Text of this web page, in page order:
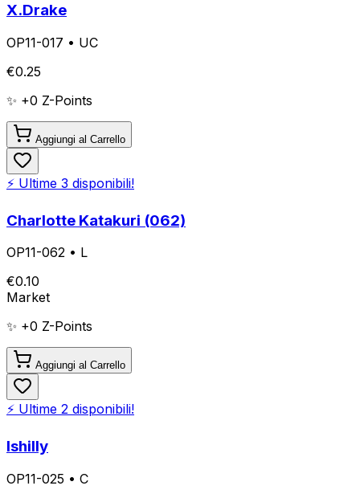
X.Drake
OP11-017 • UC
€0.25
✨ +0 Z-Points
Aggiungi al Carrello
⚡ Ultime 3 disponibili!
Charlotte Katakuri (062)
OP11-062 • L
€0.10
Market
✨ +0 Z-Points
Aggiungi al Carrello
⚡ Ultime 2 disponibili!
Ishilly
OP11-025 • C